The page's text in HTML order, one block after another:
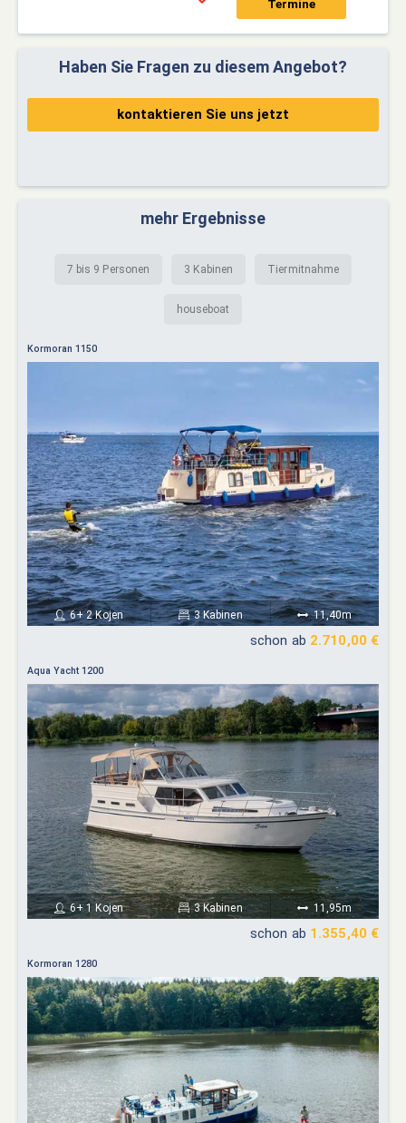
Termine
Haben Sie Fragen zu diesem Angebot?
kontaktieren Sie uns jetzt
mehr Ergebnisse
7 bis 9 Personen 3 Kabinen Tiermitnahme
houseboat
Kormoran 1150
6+ 2 Kojen 3 Kabinen 11,40m
schon ab 2.710,00 €
Aqua Yacht 1200
6+ 1 Kojen 3 Kabinen 11,95m
schon ab 1.355,40 €
Kormoran 1280